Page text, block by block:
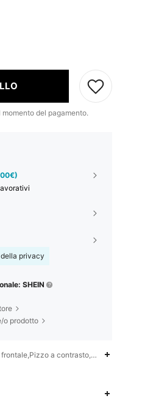
del pagamento.
privacy
SHEIN
o prodotto
a contrasto,manica a sbuffo